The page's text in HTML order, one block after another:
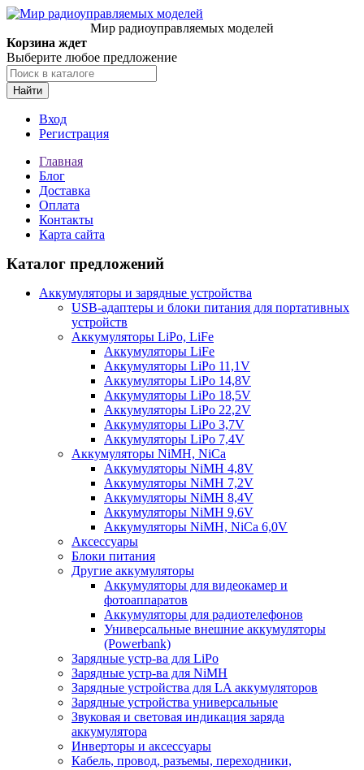
Мир радиоуправляемых моделей
Корзина ждет
Выберите любое предложение
Найти
Вход
Регистрация
Главная
Блог
Доставка
Оплата
Контакты
Карта сайта
Каталог предложений
Аккумуляторы и зарядные устройства
USB-адаптеры и блоки питания для портативных
устройств
Аккумуляторы LiPo, LiFe
Аккумуляторы LiFe
Аккумуляторы LiPo 11,1V
Аккумуляторы LiPo 14,8V
Аккумуляторы LiPo 18,5V
Аккумуляторы LiPo 22,2V
Аккумуляторы LiPo 3,7V
Аккумуляторы LiPo 7,4V
Аккумуляторы NiMH, NiCa
Аккумуляторы NiMH 4,8V
Аккумуляторы NiMH 7,2V
Аккумуляторы NiMH 8,4V
Аккумуляторы NiMH 9,6V
Аккумуляторы NiMH, NiCa 6,0V
Аксессуары
Блоки питания
Другие аккумуляторы
Аккумуляторы для видеокамер и
фотоаппаратов
Аккумуляторы для радиотелефонов
Универсальные внешние аккумуляторы
(Powerbank)
Зарядные устр-ва для LiPo
Зарядные устр-ва для NiMH
Зарядные устройства для LA аккумуляторов
Зарядные устройства универсальные
Звуковая и световая индикация заряда
аккумулятора
Инверторы и аксессуары
Кабель, провод, разъемы, переходники,